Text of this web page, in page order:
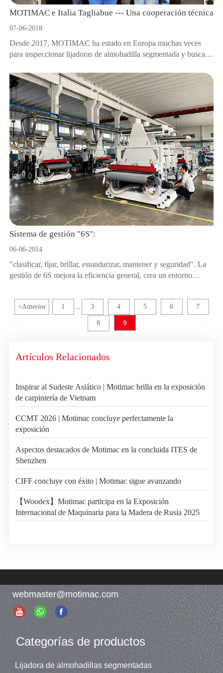
MOTIMAC e Italia Tagliabue --- Una cooperación técnica
07-06-2018
Desde 2017, MOTIMAC ha estado en Europa muchas veces
para inspeccionar lijadoras de almohadilla segmentada y buscar
en 2018, en el lugar de origen de la máquina lijadora, Italia,
visitamos Tagliabue y llegamos a una cooperación técnica con
ella.
Sistema de gestión "6S":
06-06-2014
"clasificar, fijar, brillar, estandarizar, mantener y seguridad". La
gestión de 6S mejora la eficiencia general, crea un entorno
garantizar que los productos sean satisfactorios para los usuarios,
mejorar su eficiencia operativa y lograr un "ganar-ganar".
<Anterior 1 3 4 5 6 7
8 9
Artículos Relacionados
Inspirar al Sudeste Asiático | Motimac brilla en la exposición
de carpintería de Vietnam
CCMT 2026 | Motimac concluye perfectamente la
exposición
Aspectos destacados de Motimac en la concluida ITES de
Shenzhen
CIFF concluye con éxito | Motimac sigue avanzando
【Woodex】Motimac participa en la Exposición
Internacional de Maquinaria para la Madera de Rusia 2025
webmaster@motimac.com
Categorías de productos
Lijadora de almohadillas segmentadas